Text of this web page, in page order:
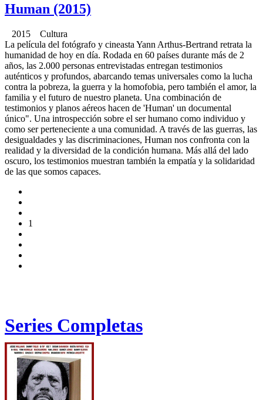
Human (2015)
2015 Cultura
La película del fotógrafo y cineasta Yann Arthus-Bertrand retrata la
humanidad de hoy en día. Rodada en 60 países durante más de 2
años, las 2.000 personas entrevistadas entregan testimonios
auténticos y profundos, abarcando temas universales como la lucha
contra la pobreza, la guerra y la homofobia, pero también el amor, la
familia y el futuro de nuestro planeta. Una combinación de
testimonios y planos aéreos hacen de 'Human' un documental
único". Una introspección sobre el ser humano como individuo y
como ser perteneciente a una comunidad. A través de las guerras, las
desigualdades y las discriminaciones, Human nos confronta con la
realidad y la diversidad de la condición humana. Más allá del lado
oscuro, los testimonios muestran también la empatía y la solidaridad
de las que somos capaces.
1
Series Completas